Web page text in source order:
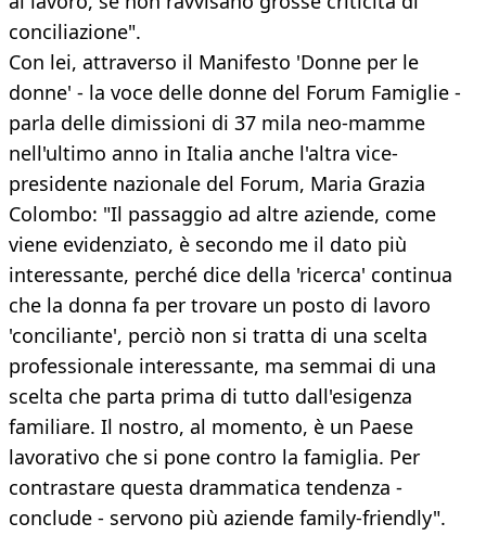
conciliazione".
Con lei, attraverso il Manifesto 'Donne per le
donne' - la voce delle donne del Forum Famiglie -
parla delle dimissioni di 37 mila neo-mamme
nell'ultimo anno in Italia anche l'altra vice-
presidente nazionale del Forum, Maria Grazia
Colombo: "Il passaggio ad altre aziende, come
viene evidenziato, è secondo me il dato più
interessante, perché dice della 'ricerca' continua
che la donna fa per trovare un posto di lavoro
'conciliante', perciò non si tratta di una scelta
professionale interessante, ma semmai di una
scelta che parta prima di tutto dall'esigenza
familiare. Il nostro, al momento, è un Paese
lavorativo che si pone contro la famiglia. Per
contrastare questa drammatica tendenza -
conclude - servono più aziende family-friendly".